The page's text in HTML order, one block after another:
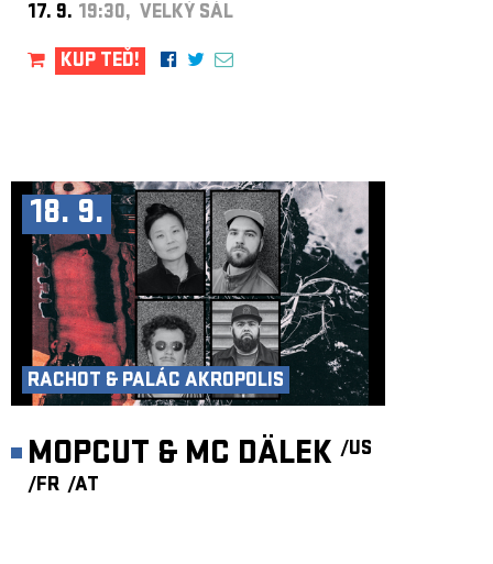
17. 9. 19:30, VELKÝ SÁL
KUP TEĎ!
18. 9.
RACHOT & PALÁC AKROPOLIS
MOPCUT & MC DÄLEK /US
/FR /AT